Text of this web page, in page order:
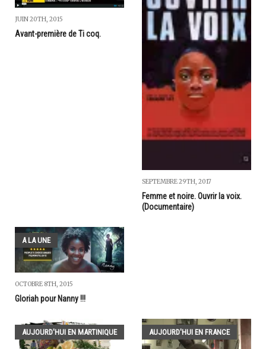
JUIN 20TH, 2015
Avant-première de Ti coq.
SEPTEMBRE 29TH, 2017
Femme et noire. Ouvrir la voix.
(Documentaire)
A LA UNE
OCTOBRE 8TH, 2015
Gloriah pour Nanny !!!
AUJOURD'HUI EN MARTINIQUE AUJOURD'HUI EN FRANCE